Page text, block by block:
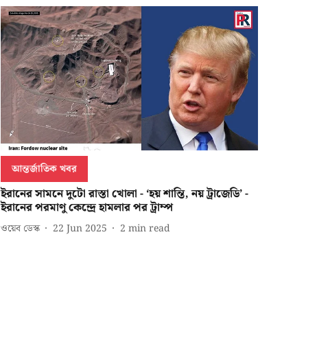
আন্তর্জাতিক খবর
ইরানের সামনে দুটো রাস্তা খোলা - ‘হয় শান্তি, নয় ট্রাজেডি’ -
ইরানের পরমাণু কেন্দ্রে হামলার পর ট্রাম্প
ওয়েব ডেস্ক 22 Jun 2025 2 min read